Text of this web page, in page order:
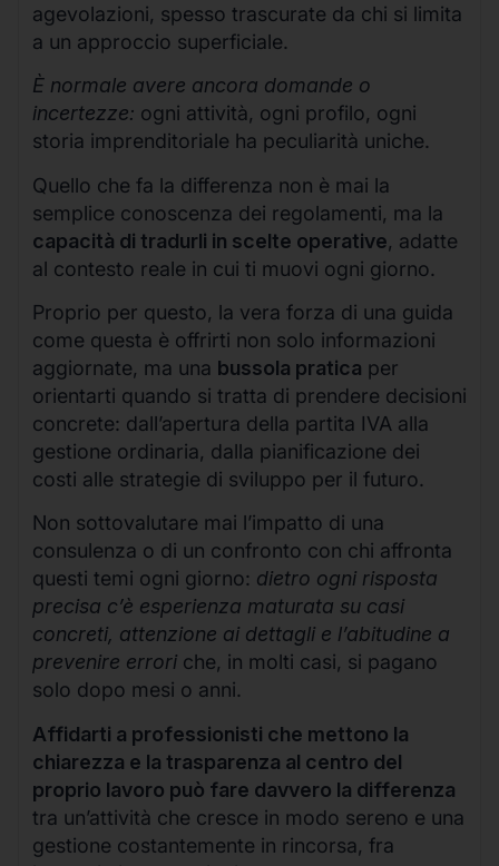
agevolazioni, spesso trascurate da chi si limita
a un approccio superficiale.
È normale avere ancora domande o
incertezze: ogni attività, ogni profilo, ogni
storia imprenditoriale ha peculiarità uniche.
Quello che fa la differenza non è mai la
semplice conoscenza dei regolamenti, ma la
capacità di tradurli in scelte operative, adatte
al contesto reale in cui ti muovi ogni giorno.
Proprio per questo, la vera forza di una guida
come questa è offrirti non solo informazioni
aggiornate, ma una bussola pratica per
orientarti quando si tratta di prendere decisioni
concrete: dall’apertura della partita IVA alla
gestione ordinaria, dalla pianificazione dei
costi alle strategie di sviluppo per il futuro.
Non sottovalutare mai l’impatto di una
consulenza o di un confronto con chi affronta
questi temi ogni giorno: dietro ogni risposta
precisa c’è esperienza maturata su casi
concreti, attenzione ai dettagli e l’abitudine a
prevenire errori che, in molti casi, si pagano
solo dopo mesi o anni.
Affidarti a professionisti che mettono la
chiarezza e la trasparenza al centro del
proprio lavoro può fare davvero la differenza
tra un’attività che cresce in modo sereno e una
gestione costantemente in rincorsa, fra